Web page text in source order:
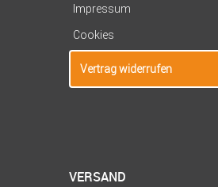
Impressum
Cookies
Vertrag widerrufen
VERSAND